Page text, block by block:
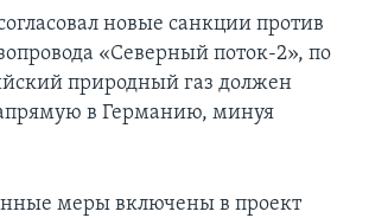
новые санкции против
«Северный поток-2», по
природный газ должен
в Германию, минуя
меры включены в проект